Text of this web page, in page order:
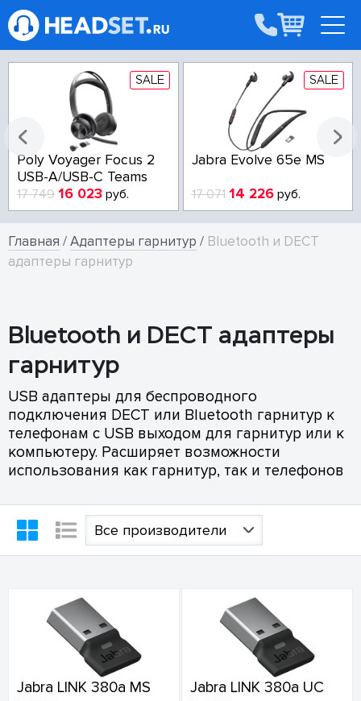
SALE
Poly Voyager Focus 2
USB-A/USB-C Teams
17 749 16 023 руб.
SALE
Jabra Evolve 65e MS
17 071 14 226руб.
Главная /Адаптеры гарнитур / Bluetooth и DECT
адаптеры гарнитур
Bluetooth и DECT адаптеры
гарнитур
USB адаптеры для беспроводного
подключения DECT или Bluetooth гарнитур к
телефонам с USB выходом для гарнитур или к
компьютеру. Расширяет возможности
использования как гарнитур, так и телефонов
Все производители
Jabra LINK 380a MS
Jabra LINK 380a UC